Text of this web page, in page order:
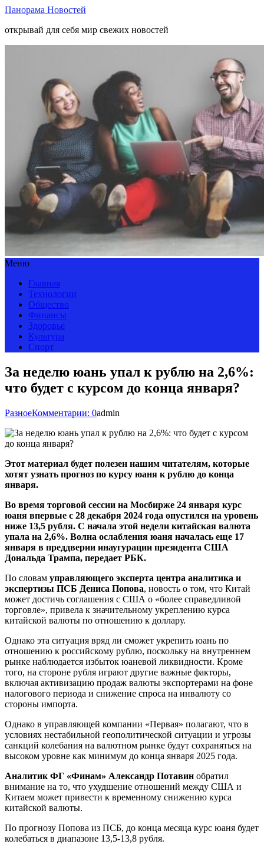
Панорама Новостей
открывай для себя мир свежих новостей
Меню
Главная
Технологии
Общество
Финансы
Здоровье
Культура
Спорт
За неделю юань упал к рублю на 2,6%:
что будет с курсом до конца января?
РазноеКомментарии: 0admin
Этот материал будет полезен нашим читателям, которые
хотят узнать прогноз по курсу юаня к рублю до конца
января.
Во время торговой сессии на Мосбирже 24 января курс
юаня впервые с 28 декабря 2024 года опустился на уровень
ниже 13,5 рубля. С начала этой недели китайская валюта
упала на 2,6%. Волна ослабления юаня началась еще 17
января в преддверии инаугурации президента США
Дональда Трампа, передает РБК.
По словам управляющего эксперта центра аналитика и
экспертизы ПСБ Дениса Попова, новость о том, что Китай
может достичь соглашения с США о «более справедливой
торговле», привела к значительному укреплению курса
китайской валюты по отношению к доллару.
Однако эта ситуация вряд ли сможет укрепить юань по
отношению к российскому рублю, поскольку на внутреннем
рынке наблюдается избыток юаневой ликвидности. Кроме
того, на стороне рубля играют другие важные факторы,
включая активизацию продаж валюты экспортерами на фоне
налогового периода и снижение спроса на инвалюту со
стороны импорта.
Однако в управляющей компании «Первая» полагают, что в
условиях нестабильной геополитической ситуации и угрозы
санкций колебания на валютном рынке будут сохраняться на
высоком уровне как минимум до конца января 2025 года.
Аналитик ФГ «Финам» Александр Потавин обратил
внимание на то, что ухудшение отношений между США и
Китаем может привести к временному снижению курса
китайской валюты.
По прогнозу Попова из ПСБ, до конца месяца курс юаня будет
колебаться в диапазоне 13,5-13,8 рубля.